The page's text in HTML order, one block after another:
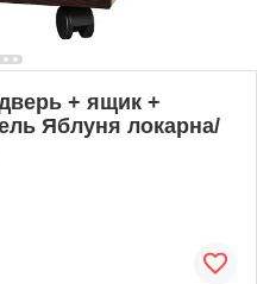
+ ящик +
Яблуня локарна/